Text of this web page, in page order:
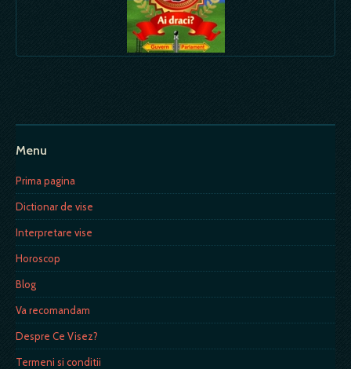
Menu
Prima pagina
Dictionar de vise
Interpretare vise
Horoscop
Blog
Va recomandam
Despre Ce Visez?
Termeni si conditii